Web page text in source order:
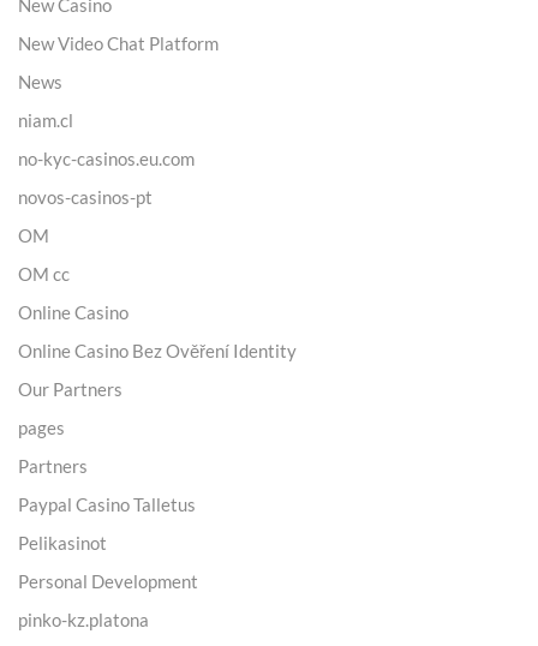
New Casino
New Video Chat Platform
News
niam.cl
no-kyc-casinos.eu.com
novos-casinos-pt
OM
OM cc
Online Casino
Online Casino Bez Ověření Identity
Our Partners
pages
Partners
Paypal Casino Talletus
Pelikasinot
Personal Development
pinko-kz.platona